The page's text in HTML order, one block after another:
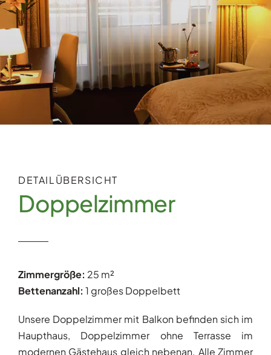
Pauschalangebote
Buchen
Kontakt
DETAILÜBERSICHT
Doppelzimmer
Zimmergröße: 25 m²
Bettenanzahl: 1 großes Doppelbett
Unsere Doppelzimmer mit Balkon befinden sich im
Haupthaus, Doppelzimmer ohne Terrasse im
modernen Gästehaus gleich nebenan. Alle Zimmer